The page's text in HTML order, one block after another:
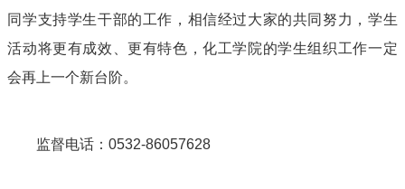
同学支持学生干部的工作，相信经过大家的共同努力，学生
活动将更有成效、更有特色，化工学院的学生组织工作一定
会再上一个新台阶。
监督电话：0532-86057628